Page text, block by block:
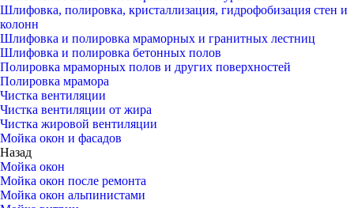
Шлифовка, полировка, кристаллизация, гидрофобизация стен и
колонн
Шлифовка и полировка мраморных и гранитных лестниц
Шлифовка и полировка бетонных полов
Полировка мраморных полов и других поверхностей
Полировка мрамора
Чистка вентиляции
Чистка вентиляции от жира
Чистка жировой вентиляции
Мойка окон и фасадов
Назад
Мойка окон
Мойка окон после ремонта
Мойка окон альпинистами